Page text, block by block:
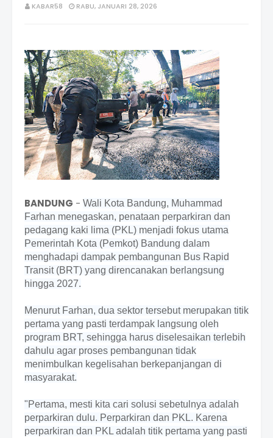
KABAR58 RABU, JANUARI 28, 2026
BANDUNG - Wali Kota Bandung, Muhammad
Farhan menegaskan, penataan perparkiran dan
pedagang kaki lima (PKL) menjadi fokus utama
Pemerintah Kota (Pemkot) Bandung dalam
menghadapi dampak pembangunan Bus Rapid
Transit (BRT) yang direncanakan berlangsung
hingga 2027.
Menurut Farhan, dua sektor tersebut merupakan titik
pertama yang pasti terdampak langsung oleh
program BRT, sehingga harus diselesaikan terlebih
dahulu agar proses pembangunan tidak
menimbulkan kegelisahan berkepanjangan di
masyarakat.
"Pertama, mesti kita cari solusi sebetulnya adalah
perparkiran dulu. Perparkiran dan PKL. Karena
perparkiran dan PKL adalah titik pertama yang pasti